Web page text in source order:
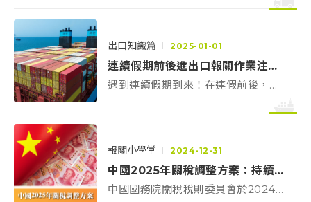
重組的影響，企業在國際市場上的競
（Rules of Origin, ROO）在此背景
企業的關稅負擔、進出口法規，以及
供應鏈佈局策略。
連續假期前後進出口報關作業注意事項
出口知識篇 2025-01-01
遇到連續假期到來！在連假前後，進/
關小學堂帶你一一來審視應注意的眉
各項進出口貿易順利進行。
中國2025年關稅調整方案：持續適用ECFA部分優惠，進口稅率再降幅
報關小學堂 2024-12-31
中國國務院關稅稅則委員會於2024年